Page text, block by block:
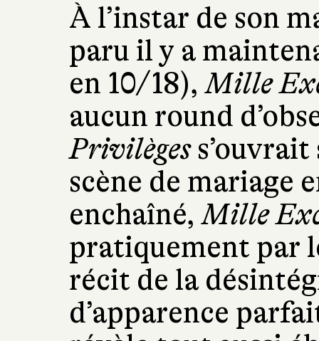
À l’instar de son
paru il y a
en 10/18),Mille
aucun round
Privilègess’ouvrait
scène de mariage
enchaîné,Mille
pratiquement par
récit de la
d’apparence